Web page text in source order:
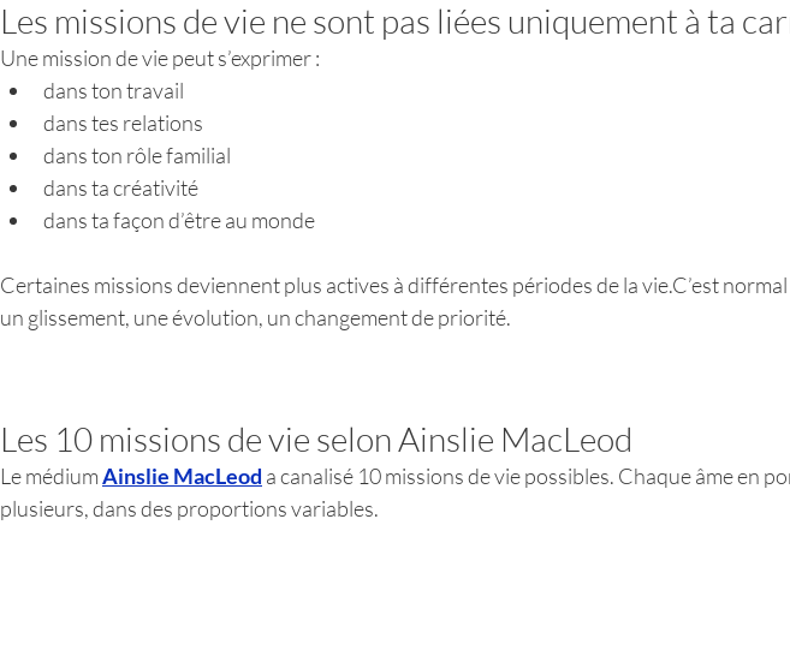
Les missions de vie ne sont pas liées uniquement à ta
Une mission de vie peut s’exprimer :
dans ton travail
dans tes relations
dans ton rôle familial
dans ta créativité
dans ta façon d’être au monde
Certaines missions deviennent plus actives à différentes périodes de la vie.C’est
un glissement, une évolution, un changement de priorité.
Les 10 missions de vie selon Ainslie MacLeod
Le médium Ainslie MacLeod a canalisé 10 missions de vie possibles. Chaque âme en
plusieurs, dans des proportions variables.